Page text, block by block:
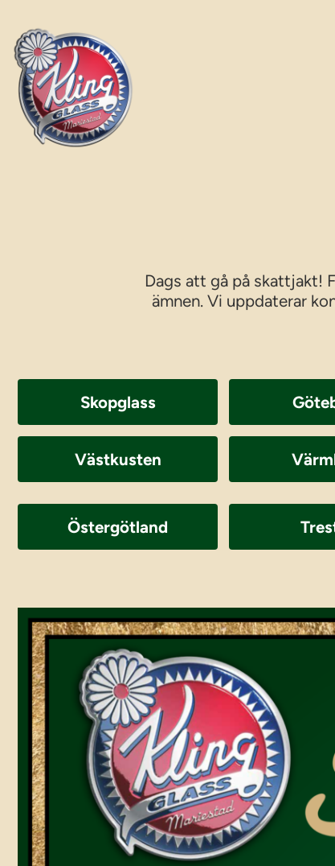
innehåll
Dags att gå på skattjakt!
ämnen. Vi uppdaterar
Skopglass
Västkusten
Östergötland